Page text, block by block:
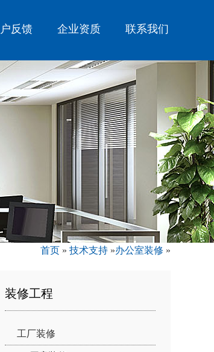
反馈 企业资质 联系我们
首页 » 技术支持 »办公室装修 »
装修工程
工厂装修